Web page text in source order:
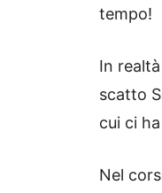
tempo!
In
scatto
cui ci
Nel